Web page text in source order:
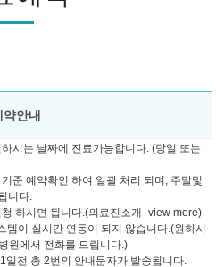
약안내
시는 날짜에 진료가능합니다. (당일 또는
준 예약확인 하여 일괄 처리 되며, 주말및
니다.
하시면 됩니다.(의료진소개- view more)
템이 실시간 연동이 되지 않습니다.(원하시
원에서 전화를 드립니다.)
전 총 2번의 안내문자가 발송됩니다.